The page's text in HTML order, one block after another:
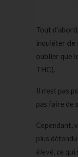
Tout
inquiéter de
oublier que
THC).
Il n’est pas
pas faire de
Cependant,
plus
élevé, ce qui